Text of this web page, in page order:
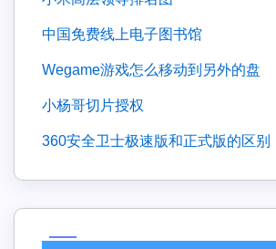
中国免费线上电子图书馆
wegame游戏怎么移动到另外的盘
小杨哥切片授权
360安全卫士极速版和正式版的区别